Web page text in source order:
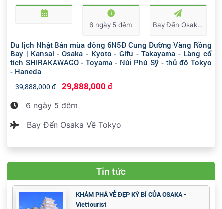
6 ngày 5 đêm Bay Đến Osaka Về Tokyo
Du lịch Nhật Bản mùa đông 6N5Đ Cung Đường Vàng Rồng
Bay | Kansai - Osaka - Kyoto - Gifu - Takayama - Làng cổ
tích SHIRAKAWAGO - Toyama - Núi Phú Sỹ - thủ đô Tokyo
- Haneda
39,888,000 đ 29,888,000 đ
6 ngày 5 đêm
Bay Đến Osaka Về Tokyo
Tin tức
KHÁM PHÁ VẺ ĐẸP KỲ BÍ CỦA OSAKA -
Viettourist